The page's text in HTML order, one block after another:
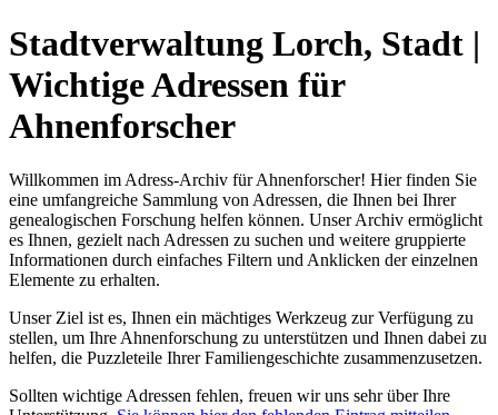
Stadtverwaltung Lorch, Stadt |
Wichtige Adressen für
Ahnenforscher
Willkommen im Adress-Archiv für Ahnenforscher! Hier finden Sie
eine umfangreiche Sammlung von Adressen, die Ihnen bei Ihrer
genealogischen Forschung helfen können. Unser Archiv ermöglicht
es Ihnen, gezielt nach Adressen zu suchen und weitere gruppierte
Informationen durch einfaches Filtern und Anklicken der einzelnen
Elemente zu erhalten.
Unser Ziel ist es, Ihnen ein mächtiges Werkzeug zur Verfügung zu
stellen, um Ihre Ahnenforschung zu unterstützen und Ihnen dabei zu
helfen, die Puzzleteile Ihrer Familiengeschichte zusammenzusetzen.
Sollten wichtige Adressen fehlen, freuen wir uns sehr über Ihre